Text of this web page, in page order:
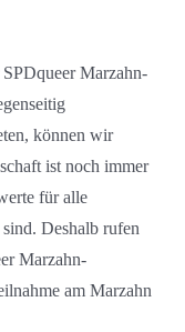
Marzahn-
können wir
ist noch immer
für alle
Deshalb rufen
Marzahn-
am Marzahn